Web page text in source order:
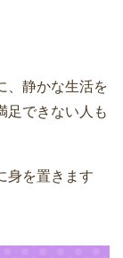
、静かな生活を
足できない人も
身を置きます